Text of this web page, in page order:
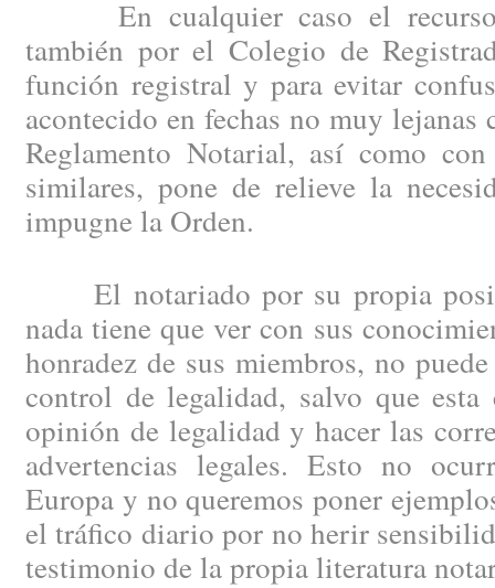
En cualquier caso el recurso
también por el Colegio de
función registral y para evitar
acontecido en fechas no muy
Reglamento Notarial, así como
similares, pone de relieve la
impugne la Orden.
El notariado por su propia
nada tiene que ver con sus
honradez de sus miembros, no
control de legalidad, salvo que
opinión de legalidad y hacer las
advertencias legales. Esto no
Europa y no queremos poner
el tráfico diario por no herir
testimonio de la propia literatura